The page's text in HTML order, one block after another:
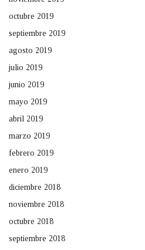
octubre 2019
septiembre 2019
agosto 2019
julio 2019
junio 2019
mayo 2019
abril 2019
marzo 2019
febrero 2019
enero 2019
diciembre 2018
noviembre 2018
octubre 2018
septiembre 2018